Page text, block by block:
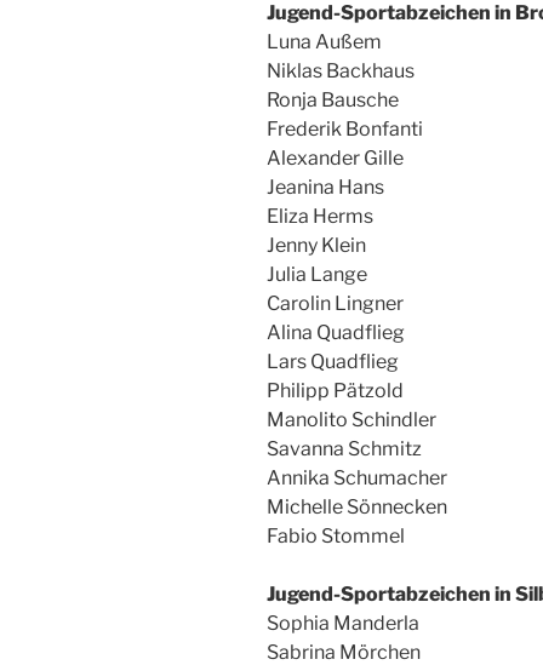
Jugend-Sportabzeichen in
Luna Außem
Niklas Backhaus
Ronja Bausche
Frederik Bonfanti
Alexander Gille
Jeanina Hans
Eliza Herms
Jenny Klein
Julia Lange
Carolin Lingner
Alina Quadflieg
Lars Quadflieg
Philipp Pätzold
Manolito Schindler
Savanna Schmitz
Annika Schumacher
Michelle Sönnecken
Fabio Stommel
Jugend-Sportabzeichen in
Sophia Manderla
Sabrina Mörchen